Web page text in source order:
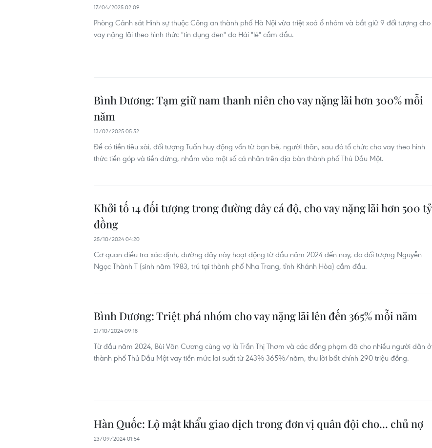
17/04/2025 02:09
Phòng Cảnh sát Hình sự thuộc Công an thành phố Hà Nội vừa triệt xoá ổ nhóm và bắt giữ 9 đối tượng cho
vay nặng lãi theo hình thức "tín dụng đen" do Hải "lé" cầm đầu.
Bình Dương: Tạm giữ nam thanh niên cho vay nặng lãi hơn 300% mỗi
năm
13/02/2025 05:52
Để có tiền tiêu xài, đối tượng Tuấn huy động vốn từ bạn bè, người thân, sau đó tổ chức cho vay theo hình
thức tiền góp và tiền đứng, nhắm vào một số cá nhân trên địa bàn thành phố Thủ Dầu Một.
Khởi tố 14 đối tượng trong đường dây cá độ, cho vay nặng lãi hơn 500 tỷ
đồng
25/10/2024 04:20
Cơ quan điều tra xác định, đường dây này hoạt động từ đầu năm 2024 đến nay, do đối tượng Nguyễn
Ngọc Thành T (sinh năm 1983, trú tại thành phố Nha Trang, tỉnh Khánh Hòa) cầm đầu.
Bình Dương: Triệt phá nhóm cho vay nặng lãi lên đến 365% mỗi năm
21/10/2024 09:18
Từ đầu năm 2024, Bùi Văn Cương cùng vợ là Trần Thị Thơm và các đồng phạm đã cho nhiều người dân ở
thành phố Thủ Dầu Một vay tiền mức lãi suất từ 243%-365%/năm, thu lời bất chính 290 triệu đồng.
Hàn Quốc: Lộ mật khẩu giao dịch trong đơn vị quân đội cho... chủ nợ
23/09/2024 01:54